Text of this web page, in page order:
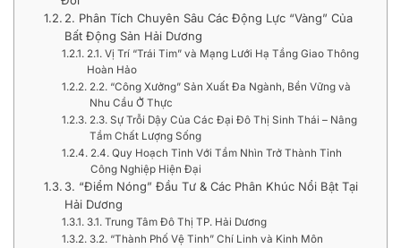
2. Phân Tích Chuyên Sâu Các Động Lực “Vàng” Của
Bất Động Sản Hải Dương
2.1. Vị Trí “Trái Tim” và Mạng Lưới Hạ Tầng Giao Thông
Hoàn Hảo
2.2. “Công Xưởng” Sản Xuất Đa Ngành, Bền Vững và
Nhu Cầu Ở Thực
2.3. Sự Trỗi Dậy Của Các Đại Đô Thị Sinh Thái – Nâng
Tầm Chất Lượng Sống
2.4. Quy Hoạch Tỉnh Với Tầm Nhìn Trở Thành Tỉnh
Công Nghiệp Hiện Đại
3. “Điểm Nóng” Đầu Tư & Các Phân Khúc Nổi Bật Tại
Hải Dương
3.1. Trung Tâm Đô Thị TP. Hải Dương
3.2. “Thành Phố Vệ Tinh” Chí Linh và Kinh Môn